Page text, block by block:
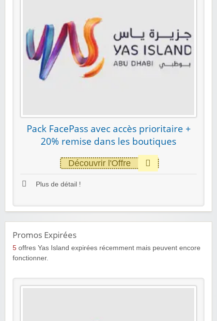
Pack FacePass avec accès prioritaire +
20% remise dans les boutiques
Découvrir l'Offre
Plus de détail !
Promos Expirées
5 offres Yas Island expirées récemment mais peuvent encore
fonctionner.